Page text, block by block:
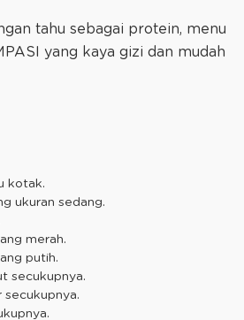
tahu sebagai protein, menu
yang kaya gizi dan mudah
kotak.
ukuran sedang.
merah.
putih.
secukupnya.
secukupnya.